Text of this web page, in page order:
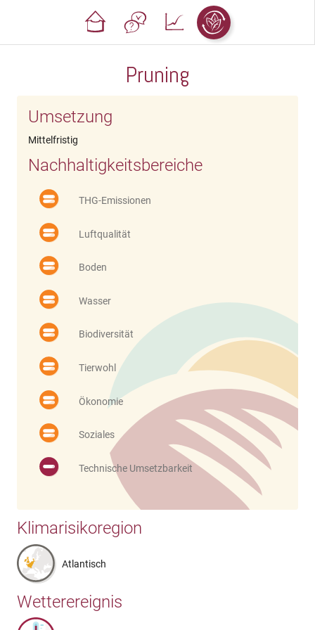
Pruning
Umsetzung
Mittelfristig
Nachhaltigkeitsbereiche
THG-Emissionen
Luftqualität
Boden
Wasser
Biodiversität
Tierwohl
Ökonomie
Soziales
Technische Umsetzbarkeit
Klimarisikoregion
Atlantisch
Wetterereignis